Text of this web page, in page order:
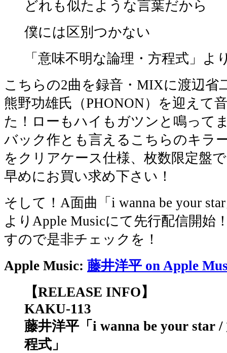
どれも似たような言葉だから
僕には区別つかない
「意味不明な論理・方程式」よ
こちらの2曲を録音・MIXに渡辺省
熊野功雄氏（PHONON）を迎えて
た！ローもハイもガツンと鳴っ
バック作とも言えるこちらのキラ
をクリアケース仕様、枚数限定盤
早めにお買い求め下さい！
そして！A面曲「i wanna be your
よりApple Musicにて先行配信開始
すので是非チェックを！
Apple Music: 藤井洋平 on Apple
【RELEASE INFO】
KAKU-113
藤井洋平「i wanna be your star
程式」